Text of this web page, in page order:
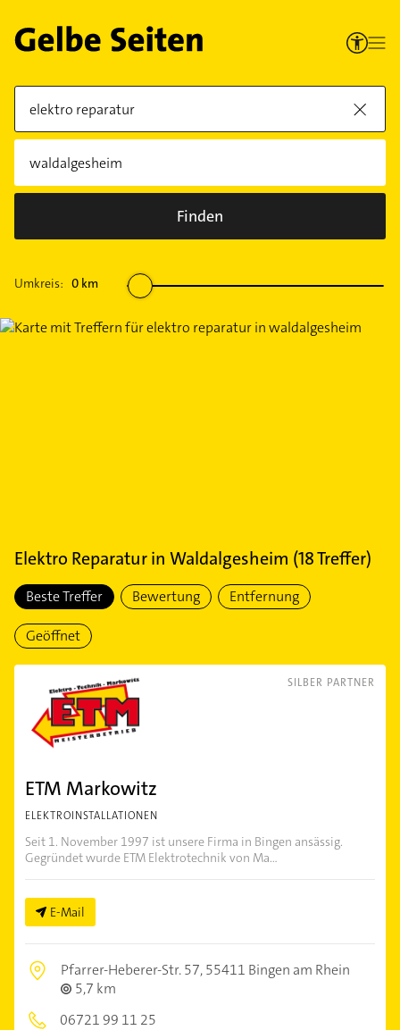
Finden
Umkreis: 0 km
Elektro Reparaturin Waldalgesheim (18Treffer)
Beste Treffer Bewertung Entfernung
Geöffnet
SILBER PARTNER
ETM Markowitz
ELEKTROINSTALLATIONEN
Seit 1. November 1997 ist unsere Firma in Bingen ansässig.
Gegründet wurde ETM Elektrotechnik von Ma...
E-Mail
Pfarrer-Heberer-Str. 57,55411 Bingen am Rhein
5,7 km
06721 99 11 25